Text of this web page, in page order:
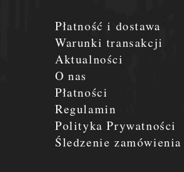
Płatność i dostawa
Warunki transakcji
Aktualności
O nas
Płatności
Regulamin
Polityka Prywatności
Śledzenie zamówienia